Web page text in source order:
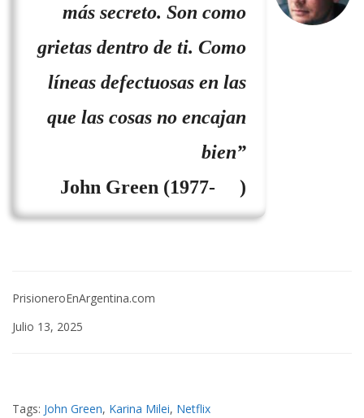
más secreto. Son como
grietas dentro de ti. Como
líneas defectuosas en las
que las cosas no encajan
bien”
John Green (1977- )
PrisioneroEnArgentina.com
Julio 13, 2025
Tags: John Green, Karina Milei, Netflix